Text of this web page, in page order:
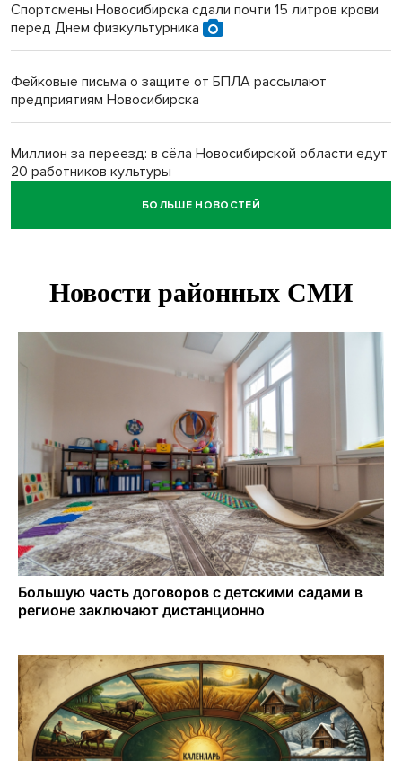
Спортсмены Новосибирска сдали почти 15 литров крови
перед Днем физкультурника
Фейковые письма о защите от БПЛА рассылают
предприятиям Новосибирска
Миллион за переезд: в сёла Новосибирской области едут
20 работников культуры
БОЛЬШЕ НОВОСТЕЙ